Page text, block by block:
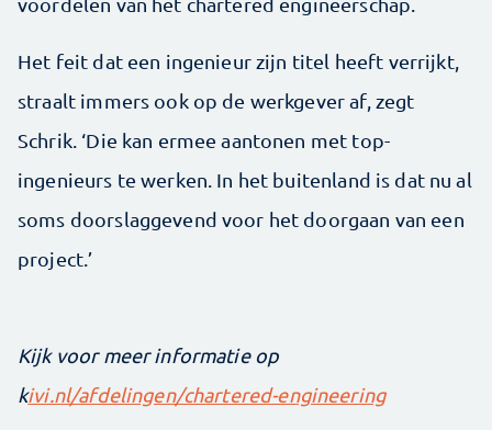
Het feit dat een ingenieur zijn titel heeft verrijkt,
straalt immers ook op de werk­gever af, zegt
Schrik. ‘Die kan ermee aantonen met top­
ingenieurs te werken. In het buitenland is dat nu al
soms doorslaggevend voor het doorgaan van een
project.’
Kijk voor meer informatie op
kivi.nl/afdelingen/chartered-engineering